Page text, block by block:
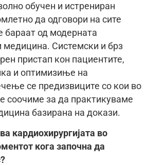
обучен и истрениран
да одговори на сите
бараат од модерната
медицина. Системски и брз
пристап кон пациентите,
и оптимизиње на
се предизвиците со кои во
соочиме за да практикуваме
базирана на докази.
кардиохирургијата во
кога започна да